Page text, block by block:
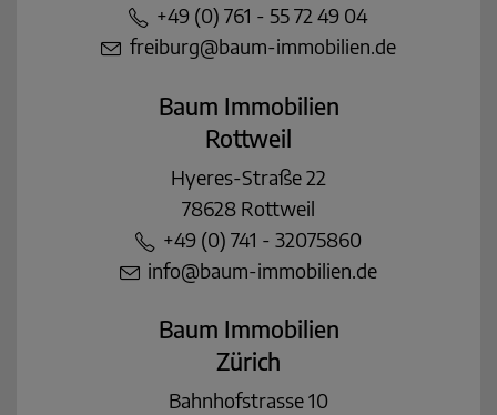
+49 (0) 761 - 55 72 49 04
freiburg@baum-immobilien.de
Baum Immobilien
Rottweil
Hyeres-Straße 22
78628 Rottweil
+49 (0) 741 - 32075860
info@baum-immobilien.de
Baum Immobilien
Zürich
Bahnhofstrasse 10